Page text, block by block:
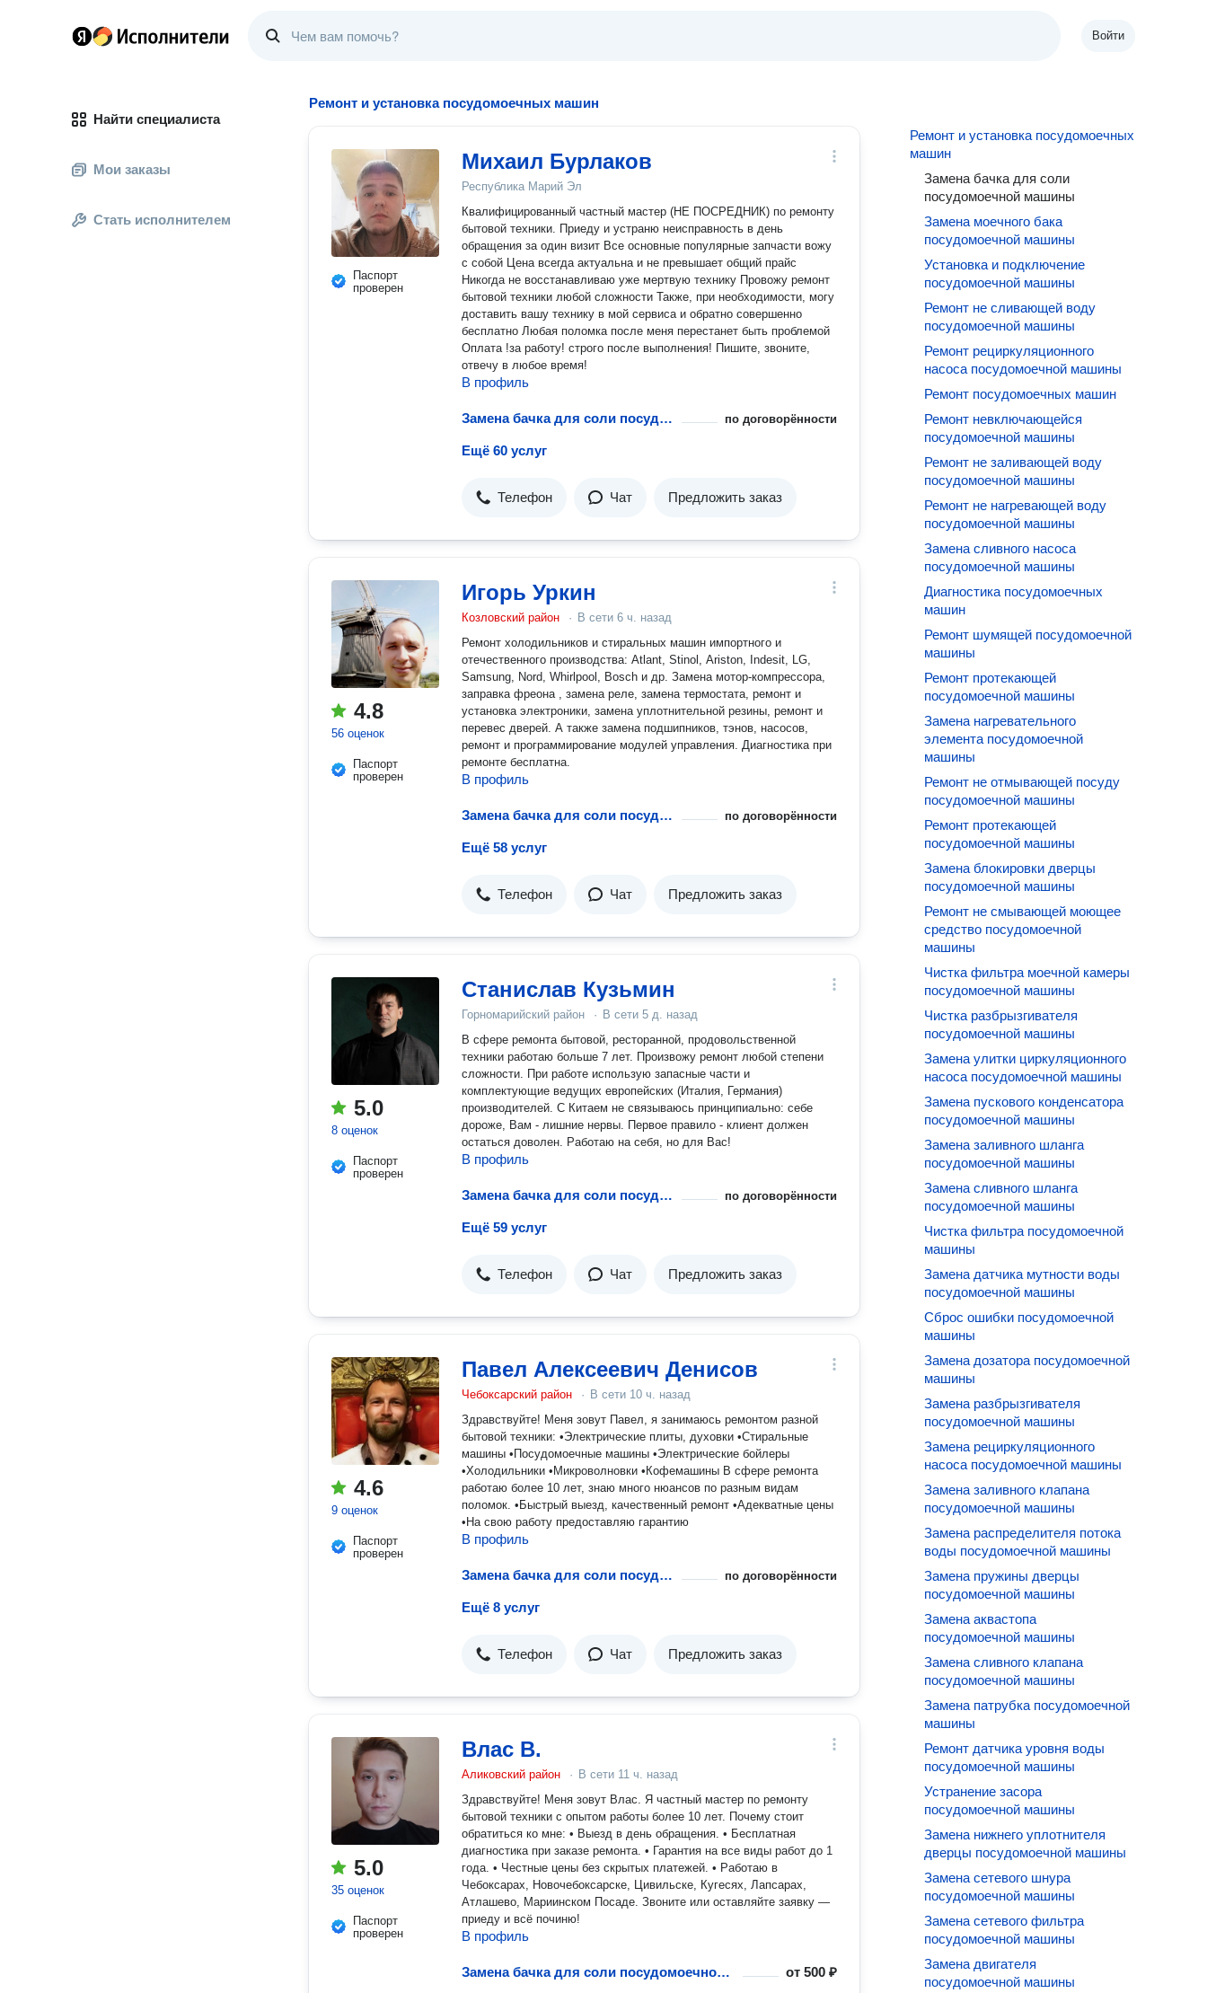
Войти
Найти специалиста
Мои заказы
Стать исполнителем
Ремонт и установка посудомоечных машин
Паспорт
проверен
Михаил Бурлаков
Республика Марий Эл
Квалифицированный частный мастер (НЕ ПОСРЕДНИК) по ремонту
бытовой техники. Приеду и устраню неисправность в день
обращения за один визит Все основные популярные запчасти вожу
с собой Цена всегда актуальна и не превышает общий прайс
Никогда не восстанавливаю уже мертвую технику Провожу ремонт
бытовой техники любой сложности Также, при необходимости, могу
доставить вашу технику в мой сервиса и обратно совершенно
бесплатно Любая поломка после меня перестанет быть проблемой
Оплата !за работу! строго после выполнения! Пишите, звоните,
отвечу в любое время!
В профиль
Замена бачка для соли посудомоечной машины по договорённости
Ещё 60 услуг
Телефон Чат Предложить заказ
4.8
56 оценок
Паспорт
проверен
Игорь Уркин
Козловский район · В сети 6 ч. назад
Ремонт холодильников и стиральных машин импортного и
отечественного производства: Atlant, Stinol, Ariston, Indesit, LG,
Samsung, Nord, Whirlpool, Bosch и др. Замена мотор-компрессора,
заправка фреона , замена реле, замена термостата, ремонт и
установка электроники, замена уплотнительной резины, ремонт и
перевес дверей. А также замена подшипников, тэнов, насосов,
ремонт и программирование модулей управления. Диагностика при
ремонте бесплатна.
В профиль
Замена бачка для соли посудомоечной машины по договорённости
Ещё 58 услуг
Телефон Чат Предложить заказ
5.0
8 оценок
Паспорт
проверен
Станислав Кузьмин
Горномарийский район · В сети 5 д. назад
В сфере ремонта бытовой, ресторанной, продовольственной
техники работаю больше 7 лет. Произвожу ремонт любой степени
сложности. При работе использую запасные части и
комплектующие ведущих европейских (Италия, Германия)
производителей. С Китаем не связываюсь принципиально: себе
дороже, Вам - лишние нервы. Первое правило - клиент должен
остаться доволен. Работаю на себя, но для Вас!
В профиль
Замена бачка для соли посудомоечной машины по договорённости
Ещё 59 услуг
Телефон Чат Предложить заказ
4.6
9 оценок
Паспорт
проверен
Павел Алексеевич Денисов
Чебоксарский район · В сети 10 ч. назад
Здравствуйте! Меня зовут Павел, я занимаюсь ремонтом разной
бытовой техники: •Электрические плиты, духовки •Стиральные
машины •Посудомоечные машины •Электрические бойлеры
•Холодильники •Микроволновки •Кофемашины В сфере ремонта
работаю более 10 лет, знаю много нюансов по разным видам
поломок. •Быстрый выезд, качественный ремонт •Адекватные цены
•На свою работу предоставляю гарантию
В профиль
Замена бачка для соли посудомоечной машины по договорённости
Ещё 8 услуг
Телефон Чат Предложить заказ
5.0
35 оценок
Паспорт
проверен
Влас В.
Аликовский район · В сети 11 ч. назад
Здравствуйте! Меня зовут Влас. Я частный мастер по ремонту
бытовой техники с опытом работы более 10 лет. Почему стоит
обратиться ко мне: • Выезд в день обращения. • Бесплатная
диагностика при заказе ремонта. • Гарантия на все виды работ до 1
года. • Честные цены без скрытых платежей. • Работаю в
Чебоксарах, Новочебоксарске, Цивильске, Кугесях, Лапсарах,
Атлашево, Мариинском Посаде. Звоните или оставляйте заявку —
приеду и всё починю!
В профиль
Замена бачка для соли посудомоечной машины от500 ₽
Ремонт и установка посудомоечных
машин
Замена бачка для соли
посудомоечной машины
Замена моечного бака
посудомоечной машины
Установка и подключение
посудомоечной машины
Ремонт не сливающей воду
посудомоечной машины
Ремонт рециркуляционного
насоса посудомоечной машины
Ремонт посудомоечных машин
Ремонт невключающейся
посудомоечной машины
Ремонт не заливающей воду
посудомоечной машины
Ремонт не нагревающей воду
посудомоечной машины
Замена сливного насоса
посудомоечной машины
Диагностика посудомоечных
машин
Ремонт шумящей посудомоечной
машины
Ремонт протекающей
посудомоечной машины
Замена нагревательного
элемента посудомоечной
машины
Ремонт не отмывающей посуду
посудомоечной машины
Ремонт протекающей
посудомоечной машины
Замена блокировки дверцы
посудомоечной машины
Ремонт не смывающей моющее
средство посудомоечной
машины
Чистка фильтра моечной камеры
посудомоечной машины
Чистка разбрызгивателя
посудомоечной машины
Замена улитки циркуляционного
насоса посудомоечной машины
Замена пускового конденсатора
посудомоечной машины
Замена заливного шланга
посудомоечной машины
Замена сливного шланга
посудомоечной машины
Чистка фильтра посудомоечной
машины
Замена датчика мутности воды
посудомоечной машины
Сброс ошибки посудомоечной
машины
Замена дозатора посудомоечной
машины
Замена разбрызгивателя
посудомоечной машины
Замена рециркуляционного
насоса посудомоечной машины
Замена заливного клапана
посудомоечной машины
Замена распределителя потока
воды посудомоечной машины
Замена пружины дверцы
посудомоечной машины
Замена аквастопа
посудомоечной машины
Замена сливного клапана
посудомоечной машины
Замена патрубка посудомоечной
машины
Ремонт датчика уровня воды
посудомоечной машины
Устранение засора
посудомоечной машины
Замена нижнего уплотнителя
дверцы посудомоечной машины
Замена сетевого шнура
посудомоечной машины
Замена сетевого фильтра
посудомоечной машины
Замена двигателя
посудомоечной машины